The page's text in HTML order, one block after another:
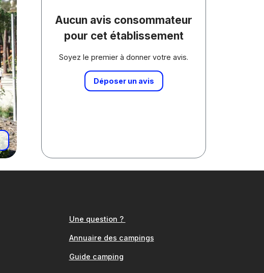
Aucun avis consommateur
pour cet établissement
Soyez le premier à donner votre avis.
Déposer un avis
Une question ?
Annuaire des campings
Guide camping